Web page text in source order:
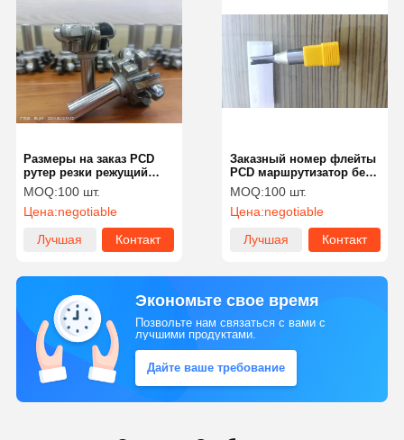
Размеры на заказ PCD
рутер резки режущий
край диаметр 1/4 дюйма
до 1 дюйма
MOQ:100 шт.
Цена:negotiable
Лучшая
Контакт
Заказный номер флейты
PCD маршрутизатор без
покрытия для точной
обработки
MOQ:100 шт.
Цена:negotiable
Лучшая
Контакт
Экономьте свое время
Позвольте нам связаться с вами с
лучшими продуктами.
Дайте ваше требование